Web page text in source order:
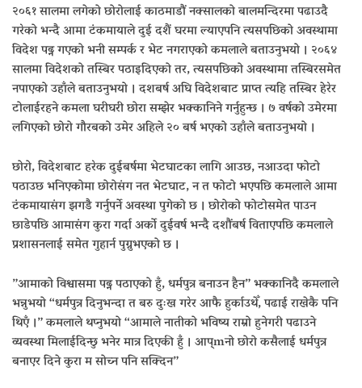
२०६१ सालमा लगेको छोरोलाई काठमाडौं नक्सालको बालमन्दिरमा पढाउदै
गरेको भन्दै आमा टंकमायाले दुई दशैं घरमा ल्याएपनि त्यसपछिको अवस्थामा
विदेश पढ्न गएको भनी सम्पर्क र भेट नगराएको कमलाले बताउनुभयो । २०६४
सालमा विदेशको तस्बिर पठाइदिएको तर, त्यसपछिको अवस्थामा तस्बिरसमेत
नपाएको उहाँले बताउनुभयो । दशबर्ष अघि विदेशबाट प्राप्त त्यहि तस्बिर हेरेर
टोलाईरहने कमला घरीघरी छोरा सम्झेर भक्कानिने गर्नुहुन्छ । ७ वर्षको उमेरमा
लगिएको छोरो गौरबको उमेर अहिले २० बर्ष भएको उहाँले बताउनुभयो ।
छोरो, विदेशबाट हरेक दुईबर्षमा भेटघाटका लागि आउछ, नआउदा फोटो
पठाउछ भनिएकोमा छोरोसंग नत भेटघाट, न त फोटो भएपछि कमलाले आमा
टंकमायासंग झगडै गर्नुपर्ने अवस्था पुगेको छ । छोरोको फोटोसमेत पाउन
छाडेपछि आमासंग कुरा गर्दा अर्को दुईवर्ष भन्दै दशौंबर्ष विताएपछि कमलाले
प्रशासनलाई समेत गुहार्न पुग्नुभएको छ ।
”आमाको विश्वासमा पढ्न पठाएको हुँ, धर्मपुत्र बनाउन हैन” भक्कानिदै कमलाले
भन्नुभयो “धर्मपुत्र दिनुभन्दा त बरु दुःख गरेर आफै हुर्काउथेँ, पढाई राखेकै पनि
थिएँ ।” कमलाले थप्नुभयो “आमाले नातीको भविष्य राम्रो हुनेगरी पढाउने
व्यवस्था मिलाईदिन्छु भनेर मात्र दिएकी हुँ । आप्mनो छोरो कसैलाई धर्मपुत्र
बनाएर दिने कुरा म सोच्न पनि सक्दिन”